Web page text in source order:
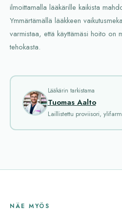
ilmoittamalla lääkärille kaikista
Ymmärtämällä lääkkeen
varmistaa, että käyttämäsi hoito on
tehokasta.
Lääkärin tarkistama
Tuomas Aalto
Laillistettu proviisori,
NÄE MYÖS